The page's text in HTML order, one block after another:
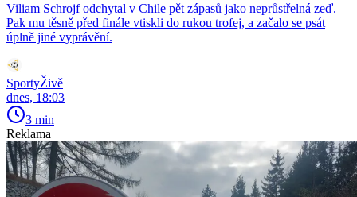
Viliam Schrojf odchytal v Chile pět zápasů jako neprůstřelná zeď.
Pak mu těsně před finále vtiskli do rukou trofej, a začalo se psát
úplně jiné vyprávění.
SportyŽivě
dnes, 18:03
3 min
Reklama